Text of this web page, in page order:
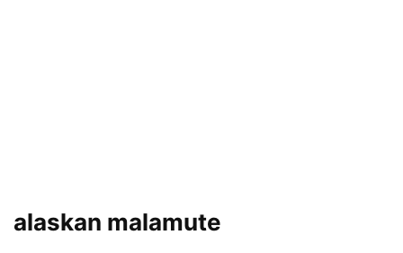
alaskan malamute